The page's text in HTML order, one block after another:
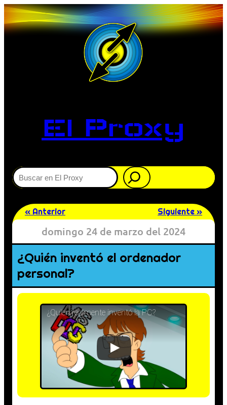
El Proxy
Buscar
« Anterior Siguiente »
domingo 24 de marzo del 2024
¿Quién inventó el ordenador
personal?
¿Quien realmente inventó la PC?